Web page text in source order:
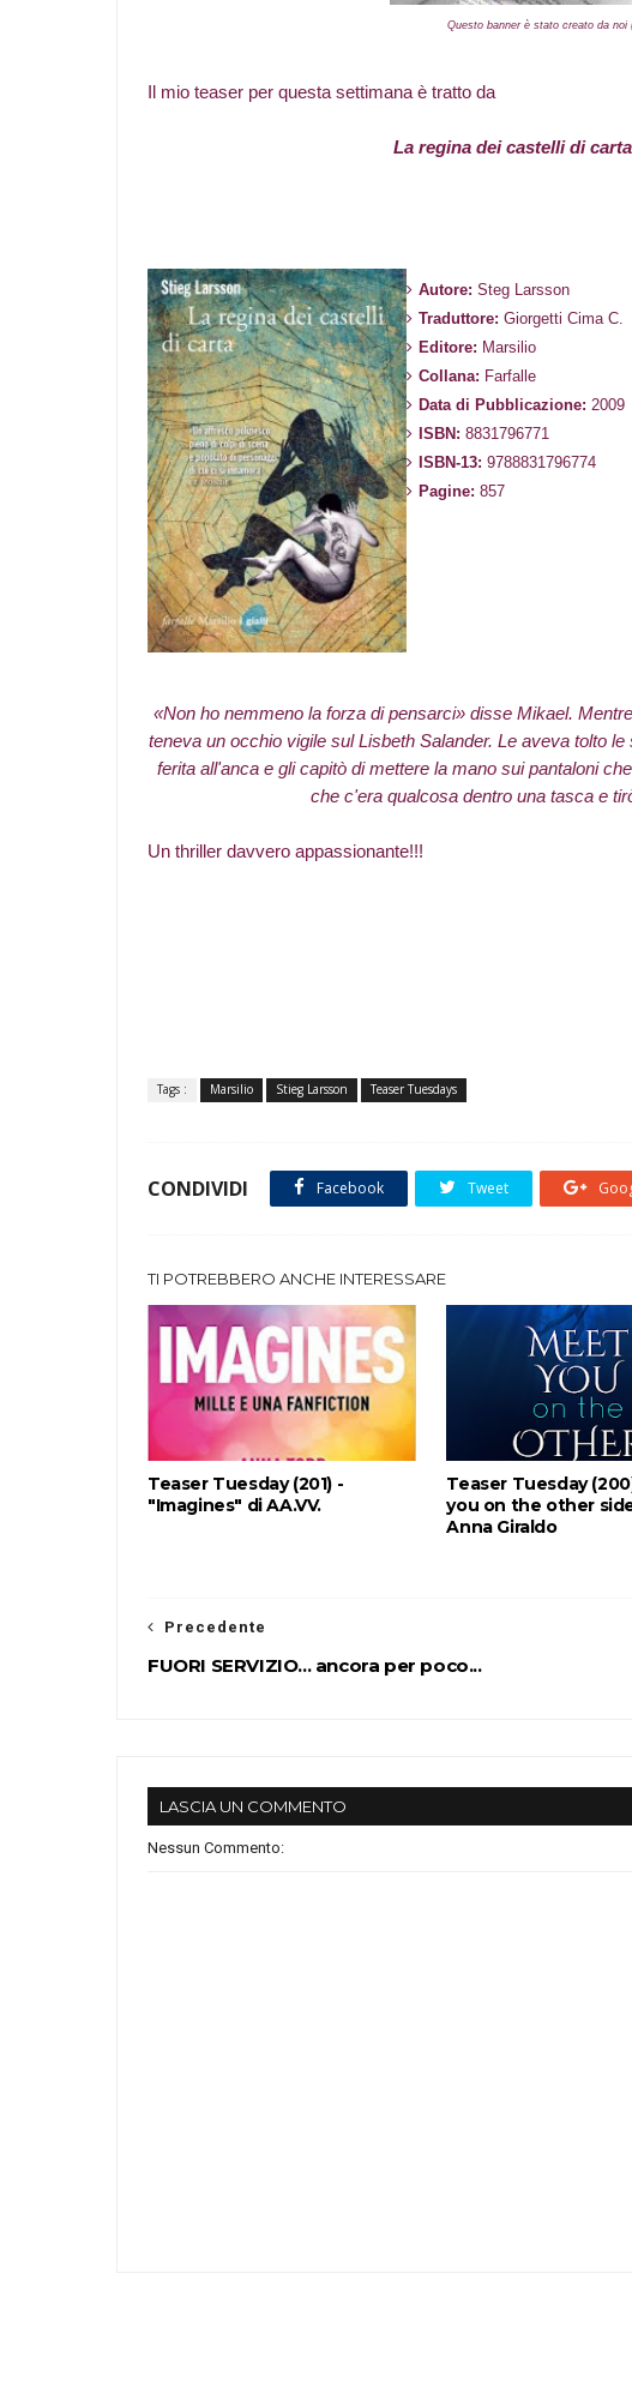
Questo banner è stato creato da noi
Il mio teaser per questa settimana è tratto da
La regina dei castelli di carta
Autore: Steg Larsson
Traduttore: Giorgetti Cima C.
Editore: Marsilio
Collana: Farfalle
Data di Pubblicazione: 2009
ISBN: 8831796771
ISBN-13: 9788831796774
Pagine: 857
«Non ho nemmeno la forza di pensarci» disse Mikael.
teneva un occhio vigile sul Lisbeth Salander. Le aveva tolto
ferita all'anca e gli capitò di mettere la mano sui pantaloni
che c'era qualcosa dentro una tasca e
Un thriller davvero appassionante!!!
Tags : Marsilio Stieg Larsson Teaser Tuesdays
CONDIVIDI Facebook Tweet
TI POTREBBERO ANCHE INTERESSARE
Teaser Tuesday (201) -
"Imagines" di AA.VV.
Teaser Tuesday
you on the other
Anna Giraldo
Precedente
FUORI SERVIZIO... ancora per poco...
LASCIA UN COMMENTO
Nessun Commento: